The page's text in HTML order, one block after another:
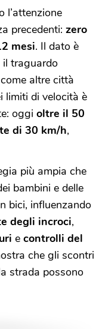
precedenti: zero
mesi. Il dato è
traguardo
altre città
limiti di velocità è
oggi oltre il 50
di 30 km/h,
più ampia che
bambini e delle
bici, influenzando
degli incroci,
e controlli del
che gli scontri
strada possono